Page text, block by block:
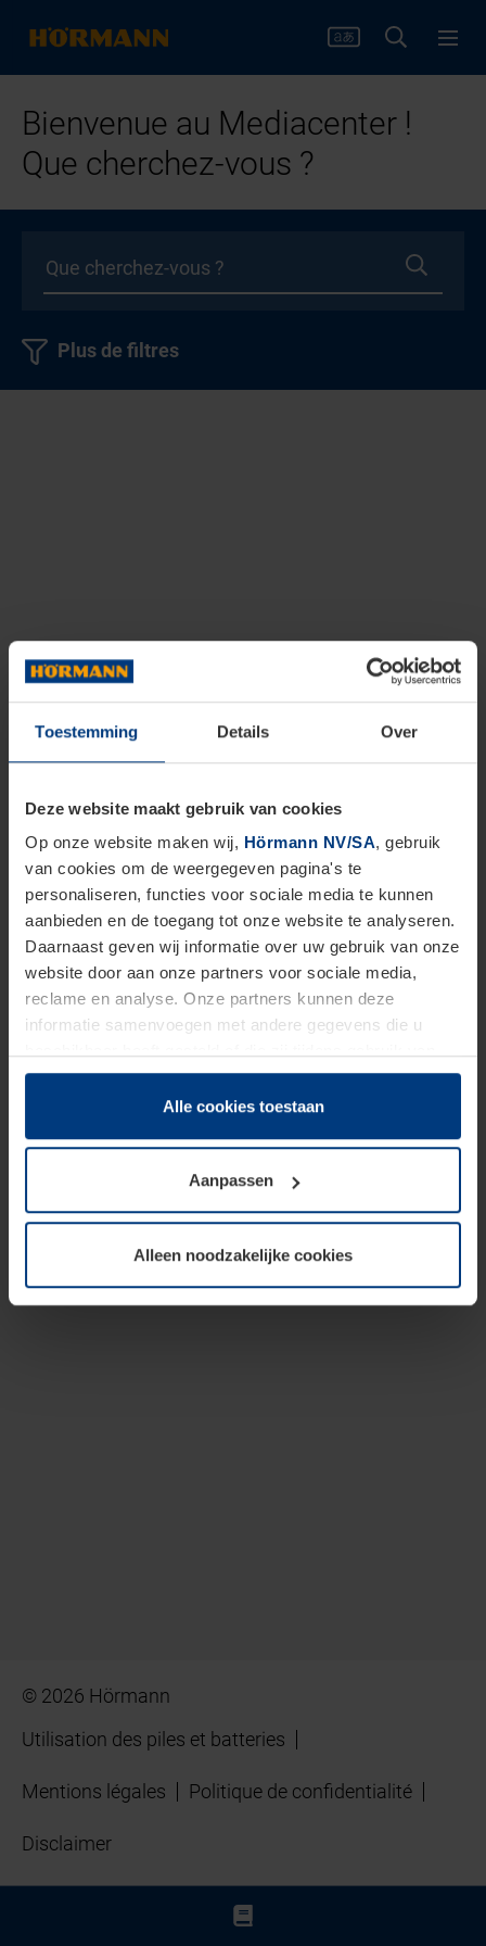
Toestemming Details Over
Deze website maakt gebruik van cookies
Op onze website maken wij, Hörmann NV/SA, gebruik
van cookies om de weergegeven pagina's te
personaliseren, functies voor sociale media te kunnen
aanbieden en de toegang tot onze website te analyseren.
Daarnaast geven wij informatie over uw gebruik van onze
website door aan onze partners voor sociale media,
reclame en analyse. Onze partners kunnen deze
informatie samenvoegen met andere gegevens die u
hun diensten hebben verzameld.
Juridisch hebben wij het recht om cookies op uw
van deze pagina's absoluut vereist is. Voor alle andere
soorten cookies is uw toestemming benodigd. Uw
toestemming kunt u op elk moment bij de uitleg van de
wijzigen of herroepen.
Alle cookies toestaan
Aanpassen
Alleen noodzakelijke cookies
Bienvenue au Mediacenter !
Que cherchez-vous ?
Plus de filtres
© 2026 Hörmann
Utilisation des piles et batteries
Mentions légales Politique de confidentialité
Disclaimer